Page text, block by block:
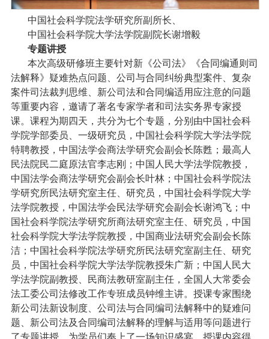
中国社会科学院法学研究所副所长、
中国社会科学院大学法学院副院长谢增毅
专题讲授
本次高级研修班主要针对新《公司法》《合同编通则司
法解释》疑难热点问题、公司与合同纠纷典型案件、复杂
案件司法裁判思维、新公司法和合同编适用应注意的问题
等重要内容，邀请了著名专家学者和司法实务界专家授
课。课程为期四天，共分为七个专题，分别由中国社会科
学院学部委员、一级研究员，中国社会科学院大学法学院
特聘教授，中国法学会商法学研究会副会长陈甦；最高人
民法院民二庭原法官李志刚；中国人民大学法学院教授，
中国法学会商法学研究会副会长叶林；中国社会科学院法
学研究所民法研究室主任、研究员，中国社会科学院大学
法学院教授，中国法学会民法学研究会副会长谢鸿飞；中
国社会科学院法学研究所商法研究室主任、研究员，中国
社会科学院大学法学院教授，中国商业法研究会副会长陈
洁；中国社会科学院法学研究所民法研究室副主任、研究
员，中国社会科学院大学法学院教授朱广新；中国人民大
学法学院副教授、民商法教研室副主任，全国人大常委会
法工委公司法修改工作专班成员钟维主讲。授课专家围绕
新公司法新设制度、公司法与合同编司法解释中的疑难问
题、新公司法及合同编司法解释的理解与适用等问题进行
了专题讲授，为学员们奉上了一场知识盛宴，授课内容得